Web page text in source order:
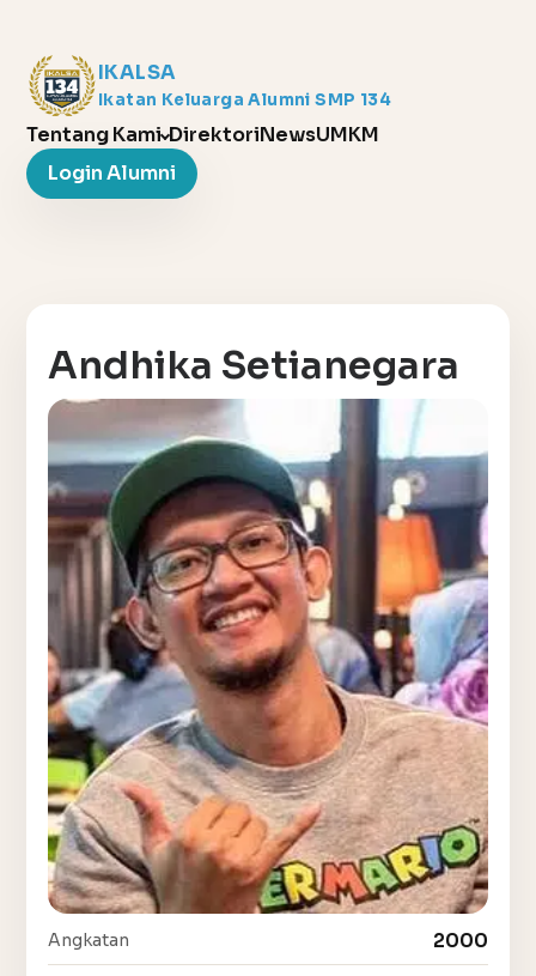
IKALSA
Ikatan Keluarga Alumni SMP 134
Tentang Kami DirektoriNewsUMKM
Login Alumni
Andhika Setianegara
Angkatan 2000